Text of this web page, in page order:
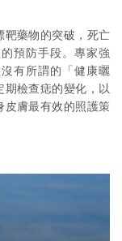
靶藥物的突破，死亡
預防手段。專家強
有所謂的「健康曬
檢查痣的變化，以
皮膚最有效的照護策